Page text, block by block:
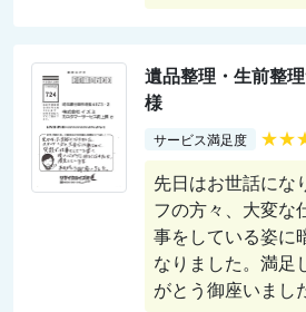
遺品整理・生前整
様
サービス満足度
先日はお世話にな
フの方々、大変な
事をしている姿に
なりました。満足
がとう御座いまし